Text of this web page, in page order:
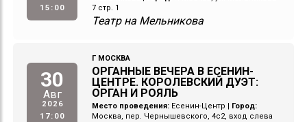
15:00
7 стр. 1
Театр на Мельникова
30
Авг
2026
17:00
Г МОСКВА
ОРГАННЫЕ ВЕЧЕРА В ЕСЕНИН-
ЦЕНТРЕ. КОРОЛЕВСКИЙ ДУЭТ:
ОРГАН И РОЯЛЬ
Место проведения: Есенин-Центр
Город:
Москва, пер. Чернышевского, 4с2, вход слева